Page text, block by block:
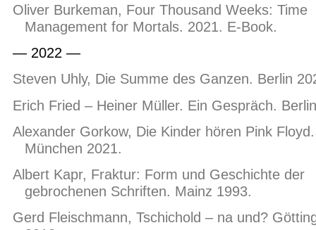
Oliver Burkeman, Four Thousand Weeks: Time
Management for Mortals. 2021. E-Book.
— 2022 —
Steven Uhly, Die Summe des Ganzen. Berlin
Erich Fried – Heiner Müller. Ein Gespräch.
Alexander Gorkow, Die Kinder hören Pink Floyd.
München 2021.
Albert Kapr, Fraktur: Form und Geschichte der
gebrochenen Schriften. Mainz 1993.
Gerd Fleischmann, Tschichold – na und?